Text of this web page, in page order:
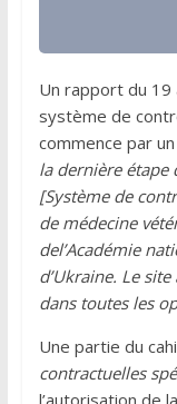
Un rapport du
système de
commence par
la dernière étape
[Système de
de médecine
del’Académie
d’Ukraine. Le
dans toutes les
Une partie du
contractuelles
l’autorisation de